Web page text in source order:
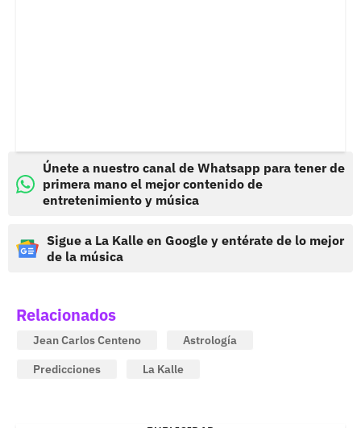
Únete a nuestro canal de Whatsapp para tener de
primera mano el mejor contenido de
entretenimiento y música
Sigue a La Kalle en Google y entérate de lo mejor
de la música
Relacionados
Jean Carlos Centeno
Astrología
Predicciones
La Kalle